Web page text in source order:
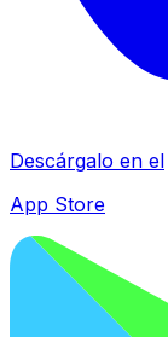
Descárgalo en el
App Store